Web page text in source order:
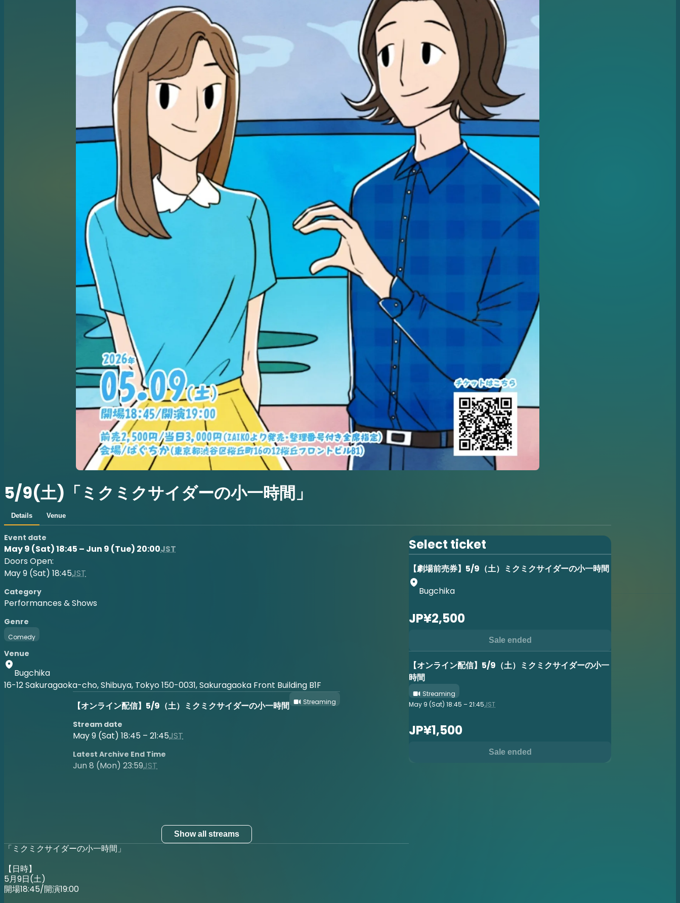
5/9(土)「ミクミクサイダーの小一時間」
Details Venue
Event date
May 9 (Sat) 18:45 – Jun 9 (Tue) 20:00JST
Doors Open:
May 9 (Sat) 18:45JST
Category
Performances & Shows
Genre
Comedy
Venue
Bugchika
16-12 Sakuragaoka-cho, Shibuya, Tokyo 150-0031, Sakuragaoka Front Building B1F
【オンライン配信】5/9（土）ミクミクサイダーの小一時間
Streaming
Stream date
May 9 (Sat) 18:45 – 21:45JST
Latest Archive End Time
Jun 8 (Mon) 23:59JST
Show all streams
「ミクミクサイダーの小一時間」
【日時】
5月9日(土)
開場18:45/開演19:00
Select ticket
【劇場前売券】5/9（土）ミクミクサイダーの小一時間
Bugchika
JP¥2,500
Sale ended
【オンライン配信】5/9（土）ミクミクサイダーの小一
時間
Streaming
May 9 (Sat) 18:45 – 21:45JST
JP¥1,500
Sale ended